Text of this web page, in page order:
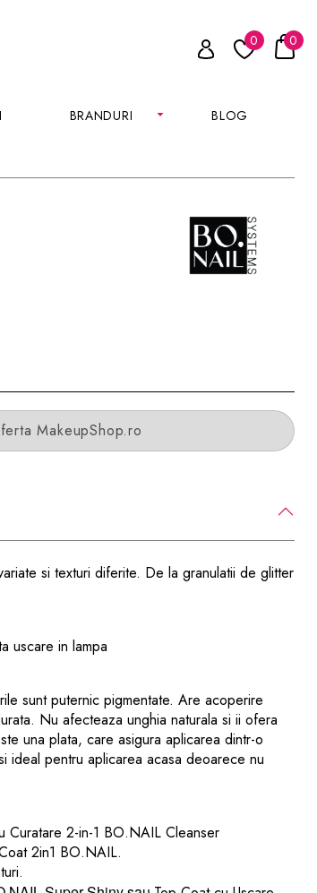
0 0
BRANDURI BLOG
MakeupShop.ro
si texturi diferite. De la granulatii de glitter
uscare in lampa
sunt puternic pigmentate. Are acoperire
Nu afecteaza unghia naturala si ii ofera
una plata, care asigura aplicarea dintr-o
ideal pentru aplicarea acasa deoarece nu
Curatare 2-in-1 BO.NAIL Cleanser
2in1 BO.NAIL.